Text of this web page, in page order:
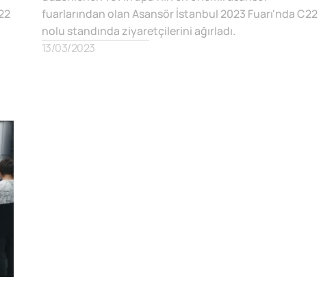
fuarlarından olan Asansör İstanbul 2023 Fuarı'nda C22
nolu standında ziyaretçilerini ağırladı.
13/03/2023